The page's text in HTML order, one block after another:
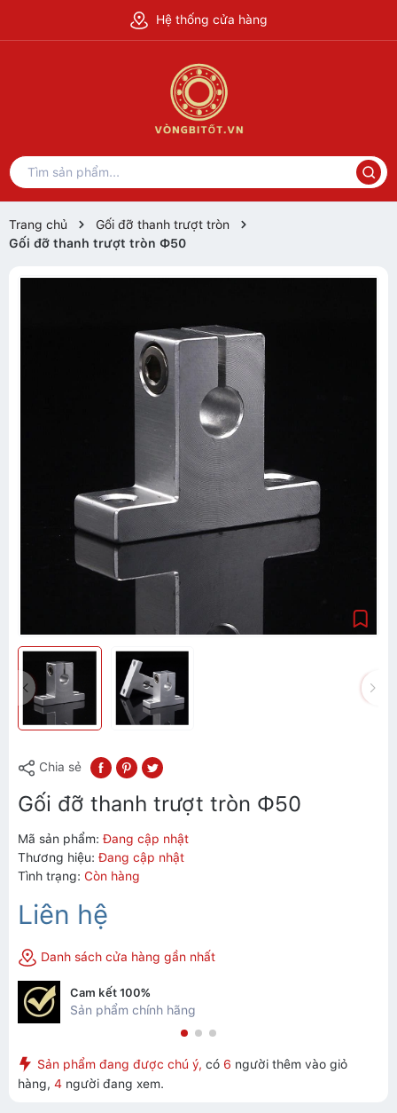
Hệ thống cửa hàng
Trang chủ
Gối đỡ thanh trượt tròn
Gối đỡ thanh trượt tròn Ф50
Chia sẻ
Gối đỡ thanh trượt tròn Ф50
Mã sản phẩm: Đang cập nhật
Thương hiệu: Đang cập nhật
Tình trạng: Còn hàng
Liên hệ
Danh sách cửa hàng gần nhất
Cam kết 100%
Sản phẩm chính hãng
Sản phẩm đang được chú ý, có 6 người thêm vào giỏ
hàng, 4 người đang xem.